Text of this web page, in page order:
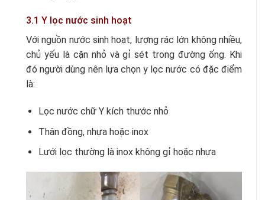
3.1 Y lọc nước sinh hoạt
Với nguồn nước sinh hoạt, lượng rác lớn không nhiều,
chủ yếu là cặn nhỏ và gỉ sét trong đường ống. Khi
đó người dùng nên lựa chọn y lọc nước có đặc điểm
là:
Lọc nước chữ Y kích thước nhỏ
Thân đồng, nhựa hoặc inox
Lưới lọc thường là inox không gỉ hoặc nhựa